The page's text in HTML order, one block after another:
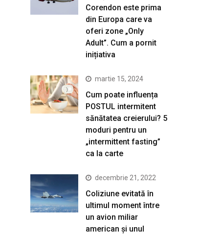
Corendon este prima
din Europa care va
oferi zone „Only
Adult”. Cum a pornit
inițiativa
martie 15, 2024
Cum poate influența
POSTUL intermitent
sănătatea creierului? 5
moduri pentru un
„intermittent fasting”
ca la carte
decembrie 21, 2022
Coliziune evitată în
ultimul moment între
un avion miliar
american şi unul